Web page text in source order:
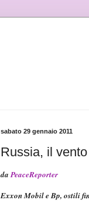
sabato 29 gennaio 2011
Russia, il
daPeaceReporter
Exxon Mobil e Bp, ostili